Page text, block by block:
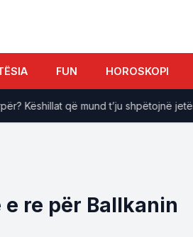
FUN HOROSKOPI
Këshillat që mund t’ju shpëtojnë jetën
re për Ballkanin